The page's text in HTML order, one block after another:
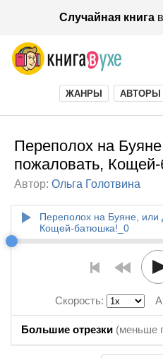
Случайная книгав
ЖАНРЫ АВТОРЫ
Переполох на
пожаловать,
Автор: Ольга Голотвина
Переполох на Буяне, или
Кощей-батюшка!_0
Скорость:
Большие отрезки (меньше